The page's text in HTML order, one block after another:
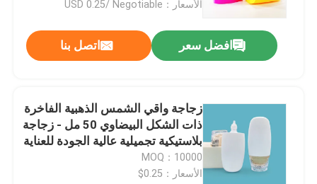
الأسعار：USD 0.25/ Negotiable
افضل سعر اتصل بنا
زجاجة واقي الشمس الذهبية الفاخرة
ذات الشكل البيضاوي 50 مل - زجاجة
بلاستيكية تجميلية عالية الجودة للعناية
بالبشرة
MOQ：10000
الأسعار：0.25$